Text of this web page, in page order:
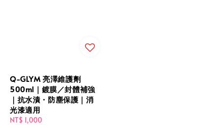
Q-GLYM 亮澤維護劑
500ml｜鍍膜／封體補強
｜抗水漬・防塵保護｜消
光漆適用
Regular
NT$ 1,000